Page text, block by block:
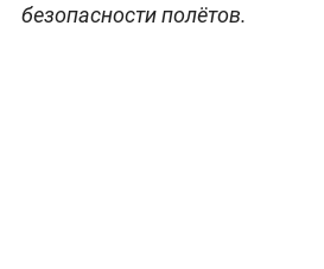
безопасности полётов.